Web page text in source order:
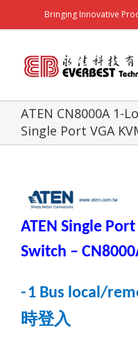
Bringing Innovative
ATEN CN8000A 1-
Single Port VGA
ATEN Single
Switch –
-1 Bus local/
時登入